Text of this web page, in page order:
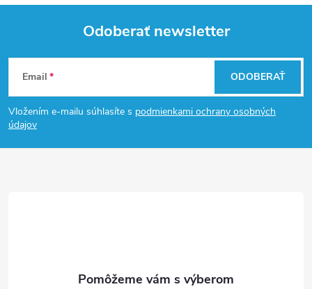
Z
á
p
Odoberať newsletter
Email
Vložením e-mailu súhlasíte s podmienkami ochrany osobných
údajov
ODOBERAŤ